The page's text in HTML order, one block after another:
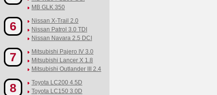
MB GLK 350
6
Nissan X-Trail 2.0
Nissan Patrol 3.0 TDI
Nissan Navara 2.5 DCI
7
Mitsubishi Pajero IV 3.0
Mitsubishi Lancer X 1.8
Mitsubishi Outlander III 2.4
8
Toyota LC200 4.5D
Toyota LC150 3.0D